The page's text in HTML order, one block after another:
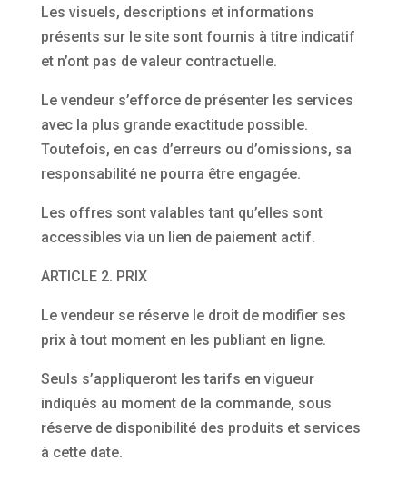
Les visuels, descriptions et informations
présents sur le site sont fournis à titre indicatif
et n’ont pas de valeur contractuelle.
Le vendeur s’efforce de présenter les services
avec la plus grande exactitude possible.
Toutefois, en cas d’erreurs ou d’omissions, sa
responsabilité ne pourra être engagée.
Les offres sont valables tant qu’elles sont
accessibles via un lien de paiement actif.
ARTICLE 2. PRIX
Le vendeur se réserve le droit de modifier ses
prix à tout moment en les publiant en ligne.
Seuls s’appliqueront les tarifs en vigueur
indiqués au moment de la commande, sous
réserve de disponibilité des produits et services
à cette date.